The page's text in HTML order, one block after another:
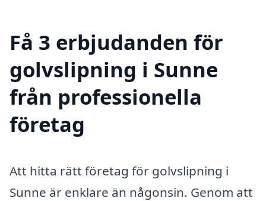
Få 3 erbjudanden för
golvslipning i Sunne
från professionella
företag
Att hitta rätt företag för golvslipning i
Sunne är enklare än någonsin. Genom att